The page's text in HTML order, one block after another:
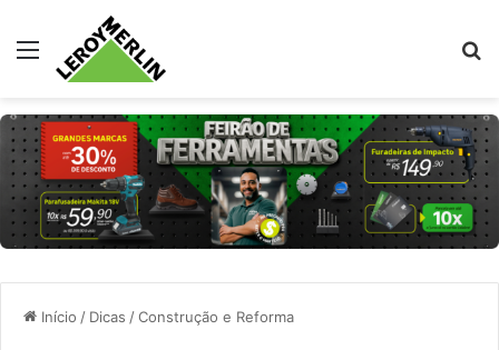
Menu
Início / Dicas /Construção e Reforma